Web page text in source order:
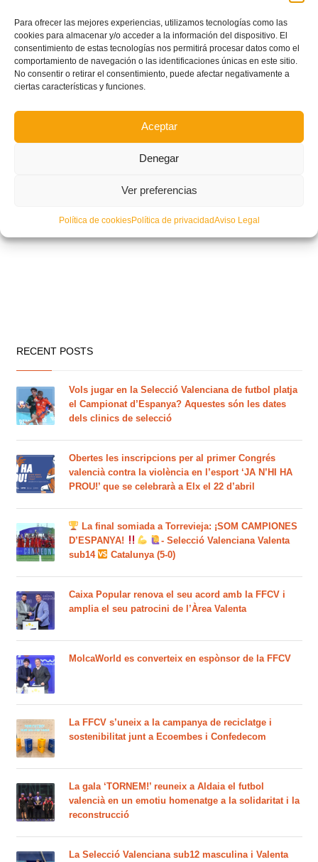
Para ofrecer las mejores experiencias, utilizamos tecnologías como las
cookies para almacenar y/o acceder a la información del dispositivo. El
consentimiento de estas tecnologías nos permitirá procesar datos como el
comportamiento de navegación o las identificaciones únicas en este sitio.
No consentir o retirar el consentimiento, puede afectar negativamente a
ciertas características y funciones.
Aceptar
Denegar
Ver preferencias
Política de cookiesPolítica de privacidadAviso Legal
RECENT POSTS
Vols jugar en la Selecció Valenciana de futbol platja
el Campionat d’Espanya? Aquestes són les dates
dels clinics de selecció
Obertes les inscripcions per al primer Congrés
valencià contra la violència en l’esport ‘JA N’HI HA
PROU!’ que se celebrarà a Elx el 22 d’abril
La final somiada a Torrevieja: ¡SOM CAMPIONES
D’ESPANYA!
- Selecció Valenciana Valenta
sub14
Catalunya (5-0)
Caixa Popular renova el seu acord amb la FFCV i
amplia el seu patrocini de l’Àrea Valenta
MolcaWorld es converteix en espònsor de la FFCV
La FFCV s’uneix a la campanya de reciclatge i
sostenibilitat junt a Ecoembes i Confedecom
La gala ‘TORNEM!’ reuneix a Aldaia el futbol
valencià en un emotiu homenatge a la solidaritat i la
reconstrucció
La Selecció Valenciana sub12 masculina i Valenta